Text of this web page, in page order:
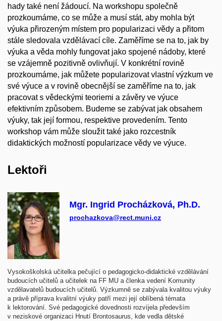
hady také není žádoucí. Na workshopu společně
prozkoumáme, co se může a musí stát, aby mohla být
výuka přirozeným místem pro popularizaci vědy a přitom
stále sledovala vzdělávací cíle. Zaměříme se na to, jak by
výuka a věda mohly fungovat jako spojené nádoby, které
se vzájemně pozitivně ovlivňují. V konkrétní rovině
prozkoumáme, jak můžete popularizovat vlastní výzkum ve
své výuce a v rovině obecnější se zaměříme na to, jak
pracovat s vědeckými teoriemi a závěry ve výuce
efektivním způsobem. Budeme se zabývat jak obsahem
výuky, tak její formou, respektive provedením. Tento
workshop vám může sloužit také jako rozcestník
didaktických možností popularizace vědy ve výuce.
Lektoři
Mgr. Ingrid Procházková, Ph.D.
prochazkova@rect.muni.cz
Vysokoškolská učitelka pečující o pedagogicko-didaktické vzdělávání
budoucích učitelů a učitelek na FF MU a členka vedení Komunity
vzdělavatelů budoucích učitelů. Výzkumně se zabývala kvalitou výuky
a právě příprava kvalitní výuky patří mezi její oblíbená témata
k lektorování. Své pedagogické dovednosti rozvíjela především
v neziskové organizaci Hnutí Brontosaurus, kde vedla dětské